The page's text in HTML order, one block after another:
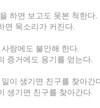
하면 보고도 못본 척한다.
면 목소리가 커진다.
랑에도 불안해 한다.
증거에도 용기를 얻는다.
이 생기면 친구를 찾아간
생기면 친구를 찾아간다.